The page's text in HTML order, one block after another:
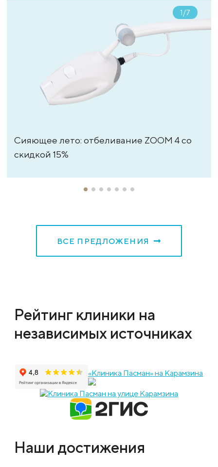
Сияющее лето: отбеливание ZOOM 4 со
скидкой 15%
ВСЕ ПРЕДЛОЖЕНИЯ
Рейтинг клиники на
независимых источниках
«Клиника Пасман» на Карамзина
Наши достижения